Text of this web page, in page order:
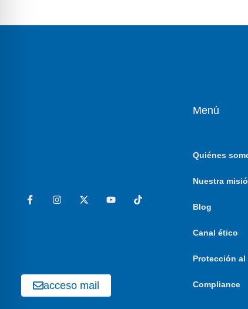
acceso mail
Menú
Quiénes
Nuestra
Blog
Canal ético
Protección al
Compliance